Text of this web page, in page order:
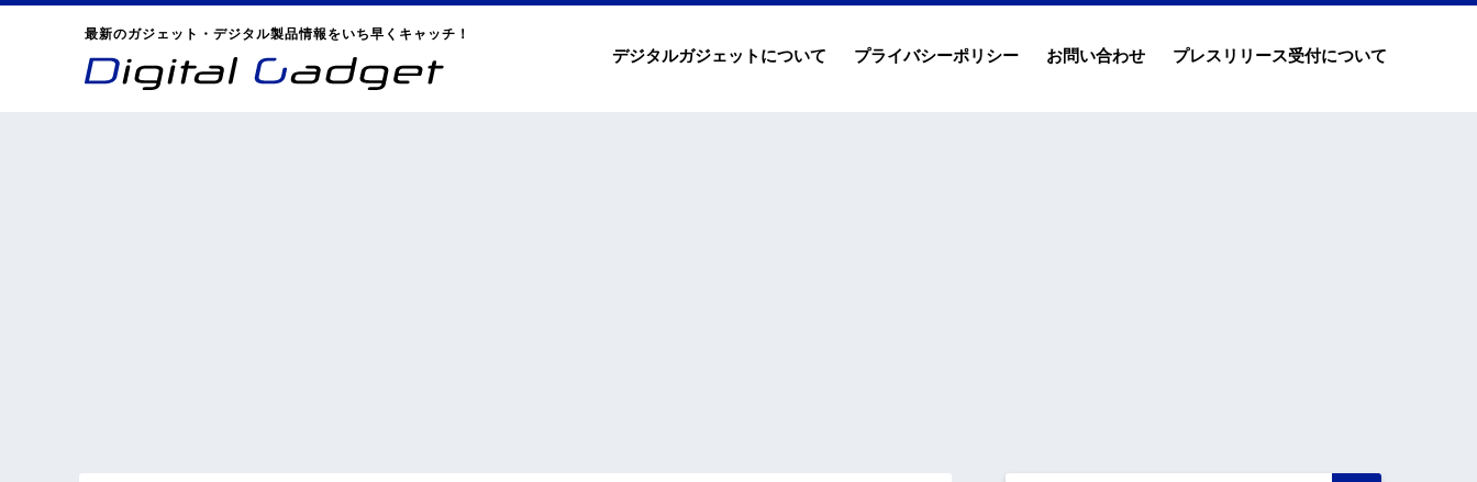
最新のガジェット・デジタル製品情報をいち早くキャッチ！
デジタルガジェットについて プライバシーポリシー お問い合わせ プレスリリース受付について